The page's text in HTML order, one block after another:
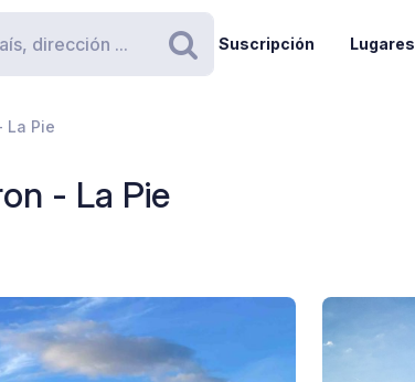
Buscar
Suscripción Lugares
La Pie
- La Pie